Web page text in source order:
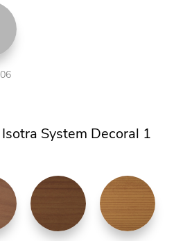
System Decoral 1